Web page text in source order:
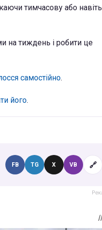
тимчасову або навіть
на тиждень і робити це
самостійно.
його.
FB TG X VB 🔗